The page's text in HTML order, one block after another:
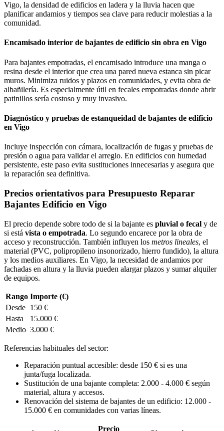
Vigo, la densidad de edificios en ladera y la lluvia hacen que
planificar andamios y tiempos sea clave para reducir molestias a la
comunidad.
Encamisado interior de bajantes de edificio sin obra en Vigo
Para bajantes empotradas, el encamisado introduce una manga o
resina desde el interior que crea una pared nueva estanca sin picar
muros. Minimiza ruidos y plazos en comunidades, y evita obra de
albañilería. Es especialmente útil en fecales empotradas donde abrir
patinillos sería costoso y muy invasivo.
Diagnóstico y pruebas de estanqueidad de bajantes de edificio
en Vigo
Incluye inspección con cámara, localización de fugas y pruebas de
presión o agua para validar el arreglo. En edificios con humedad
persistente, este paso evita sustituciones innecesarias y asegura que
la reparación sea definitiva.
Precios orientativos para Presupuesto Reparar
Bajantes Edificio en Vigo
El precio depende sobre todo de si la bajante es pluvial o fecal y de
si está vista o empotrada. Lo segundo encarece por la obra de
acceso y reconstrucción. También influyen los metros lineales, el
material (PVC, polipropileno insonorizado, hierro fundido), la altura
y los medios auxiliares. En Vigo, la necesidad de andamios por
fachadas en altura y la lluvia pueden alargar plazos y sumar alquiler
de equipos.
Rango Importe (€)
Desde 150 €
Hasta
15.000 €
Medio 3.000 €
Referencias habituales del sector:
Reparación puntual accesible: desde 150 € si es una
junta/fuga localizada.
Sustitución de una bajante completa: 2.000 - 4.000 € según
material, altura y accesos.
Renovación del sistema de bajantes de un edificio: 12.000 -
15.000 € en comunidades con varias líneas.
Precio